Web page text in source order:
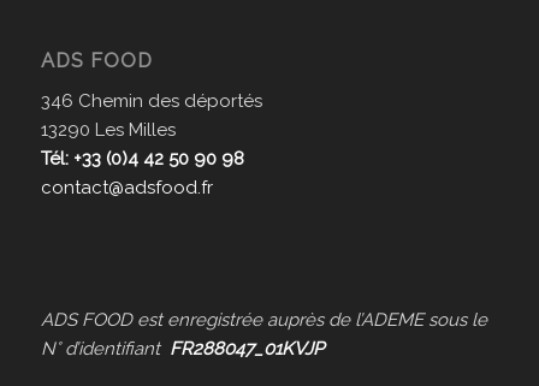
ADS FOOD
346 Chemin des déportés
13290 Les Milles
Tél: +33 (0)4 42 50 90 98
contact@adsfood.fr
ADS FOOD est enregistrée auprès de l’ADEME sous le
N° d’identifiant FR288047_01KVJP